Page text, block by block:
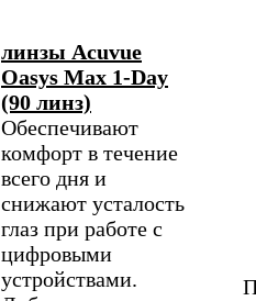
линзы Acuvue
Oasys Max 1-Day
(90 линз)
Обеспечивают
комфорт в течение
всего дня и
снижают усталость
глаз при работе с
цифровыми
устройствами.